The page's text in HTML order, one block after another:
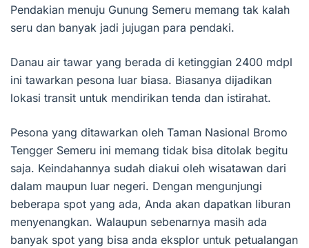
Pendakian menuju Gunung Semeru memang tak kalah
seru dan banyak jadi jujugan para pendaki.
Danau air tawar yang berada di ketinggian 2400 mdpl
ini tawarkan pesona luar biasa. Biasanya dijadikan
lokasi transit untuk mendirikan tenda dan istirahat.
Pesona yang ditawarkan oleh Taman Nasional Bromo
Tengger Semeru ini memang tidak bisa ditolak begitu
saja. Keindahannya sudah diakui oleh wisatawan dari
dalam maupun luar negeri. Dengan mengunjungi
beberapa spot yang ada, Anda akan dapatkan liburan
menyenangkan. Walaupun sebenarnya masih ada
banyak spot yang bisa anda eksplor untuk petualangan